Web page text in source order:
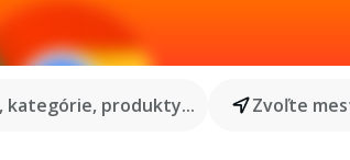
kategórie, produkty...
Zvoľte